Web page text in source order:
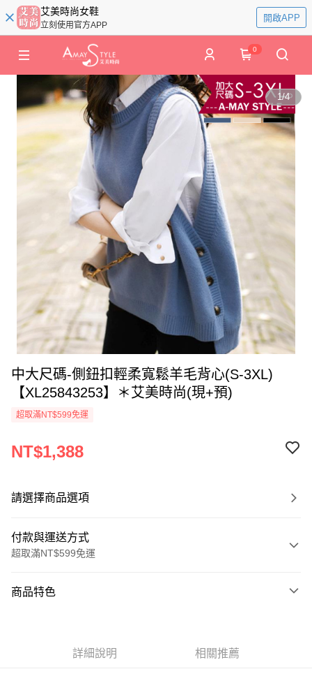
艾美時尚女鞋
立刻使用官方APP
開啟APP
0
1/4
中大尺碼-側鈕扣輕柔寬鬆羊毛背心(S-3XL)
【XL25843253】＊艾美時尚(現+預)
超取滿NT$599免運
NT$1,388
請選擇商品選項
付款與運送方式
超取滿NT$599免運
信用卡一次付款
商品特色
詳細說明 相關推薦